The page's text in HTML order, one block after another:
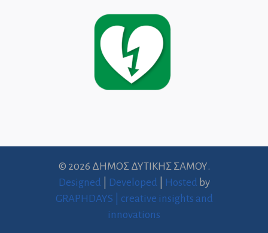
© 2026 ΔΗΜΟΣ ΔΥΤΙΚΗΣ ΣΑΜΟΥ.
Designed
Developed Hosted by
GRAPHDAYS | creative insights and
innovations